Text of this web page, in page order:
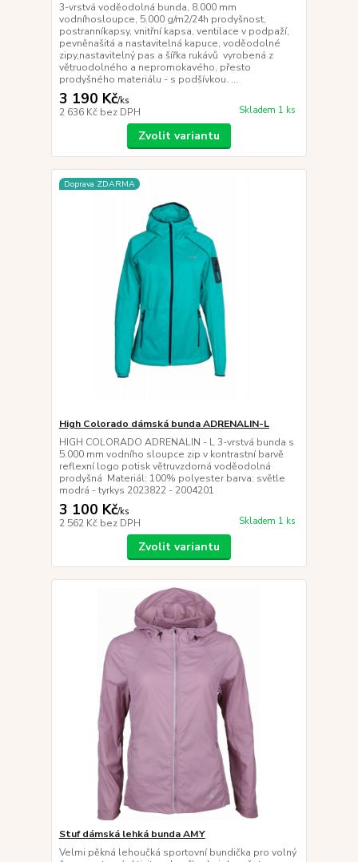
3-vrstvá voděodolná bunda, 8.000 mm
vodníhosloupce, 5.000 g/m2/24h prodyšnost,
postranníkapsy, vnitřní kapsa, ventilace v podpaží,
pevněnašitá a nastavitelná kapuce, voděodolné
zipy,nastavitelný pas a šířka rukávů vyrobená z
větruodolného a nepromokavého, přesto
prodyšného materiálu - s podšívkou. ...
3 190 Kč/ks
2 636 Kč bez DPH Skladem 1 ks
Zvolit variantu
Doprava ZDARMA
High Colorado dámská bunda ADRENALIN-L
HIGH COLORADO ADRENALIN - L 3-vrstvá bunda s
5.000 mm vodního sloupce zip v kontrastní barvě
reflexní logo potisk větruvzdorná voděodolná
prodyšná Materiál: 100% polyester barva: světle
modrá - tyrkys 2023822 - 2004201
3 100 Kč/ks
2 562 Kč bez DPH Skladem 1 ks
Zvolit variantu
Stuf dámská lehká bunda AMY
Velmi pěkná lehoučká sportovní bundička pro volný